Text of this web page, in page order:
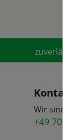
Kontakt
Wir sind
+49 7072